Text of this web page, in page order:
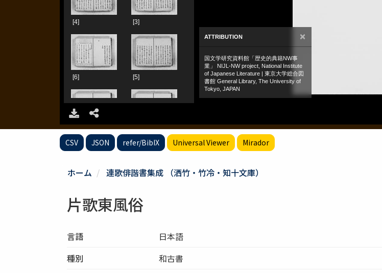
CSV JSON refer/BibIX Universal Viewer Mirador
ホーム 連歌俳諧書集成 （洒竹・竹冷・知十文庫）
片歌東風俗
言語
日本語
種別
和古書